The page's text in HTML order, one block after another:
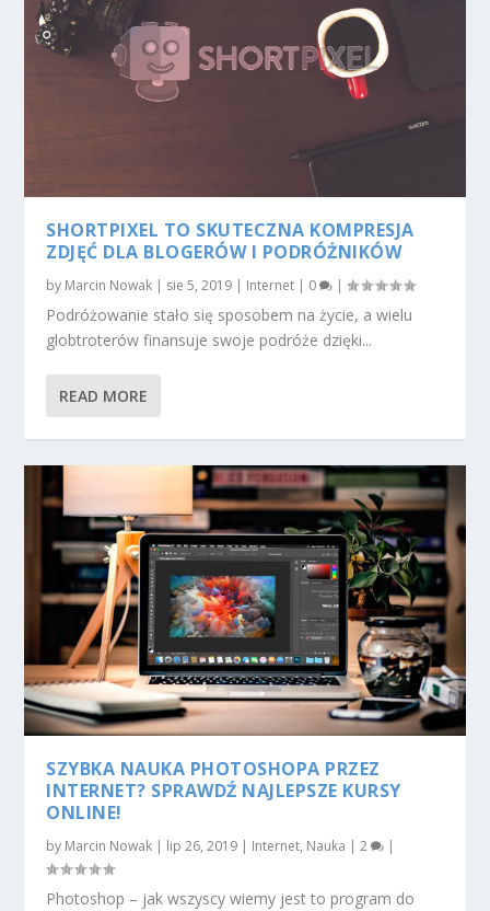
SHORTPIXEL TO SKUTECZNA KOMPRESJA
ZDJĘĆ DLA BLOGERÓW I PODRÓŻNIKÓW
by Marcin Nowak | sie 5, 2019 | Internet | 0 |
Podróżowanie stało się sposobem na życie, a wielu
globtroterów finansuje swoje podróże dzięki...
READ MORE
SZYBKA NAUKA PHOTOSHOPA PRZEZ
INTERNET? SPRAWDŹ NAJLEPSZE KURSY
ONLINE!
by Marcin Nowak | lip 26, 2019 | Internet, Nauka |2 |
Photoshop – jak wszyscy wiemy jest to program do